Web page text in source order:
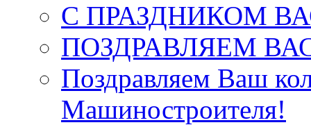
С ПРАЗДНИКОМ
ПОЗДРАВЛЯЕМ
Поздравляем Ваш
Машиностроителя!